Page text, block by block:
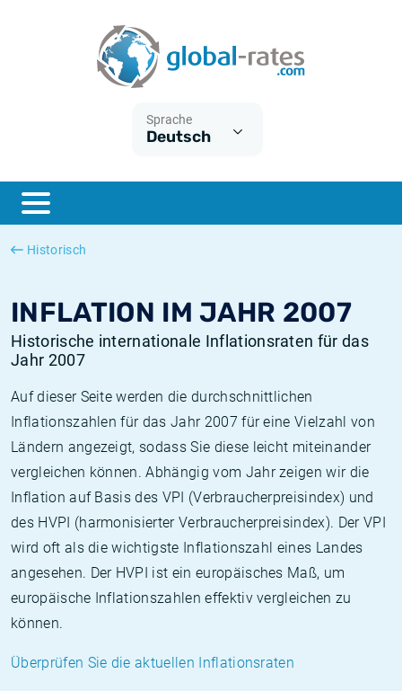
Sprache
Deutsch
Historisch
INFLATION IM JAHR 2007
Historische internationale Inflationsraten für das
Jahr 2007
Auf dieser Seite werden die durchschnittlichen
Inflationszahlen für das Jahr 2007 für eine Vielzahl von
Ländern angezeigt, sodass Sie diese leicht miteinander
vergleichen können. Abhängig vom Jahr zeigen wir die
Inflation auf Basis des VPI (Verbraucherpreisindex) und
des HVPI (harmonisierter Verbraucherpreisindex). Der VPI
wird oft als die wichtigste Inflationszahl eines Landes
angesehen. Der HVPI ist ein europäisches Maß, um
europäische Inflationszahlen effektiv vergleichen zu
können.
Überprüfen Sie die aktuellen Inflationsraten
ESTER
SONIA
Was ist die VPI-Inflation?
Was ist die HVPI-Inflation?
Deutsche inflation
Europäische inflation
Historische Euribor-Sätze
Historische ESTER-Sätze
Historische SOFR-Sätze
Historische SONIA-Sätze
Inflationsrechner